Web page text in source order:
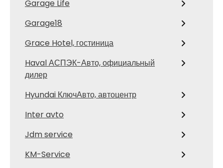
Garage Life
Garage18
Grace Hotel, гостиница
Haval АСПЭК-Авто, официальный
дилер
Hyundai КлючАвто, автоцентр
Inter avto
Jdm service
KM-Service